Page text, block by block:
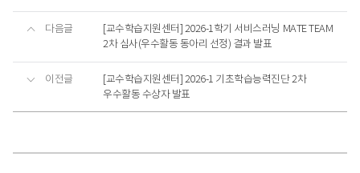
다음글
[교수학습지원센터] 2026-1학기 서비스러닝 MATE TEAM
2차 심사(우수활동 동아리 선정) 결과 발표
이전글
[교수학습지원센터] 2026-1 기초학습능력진단 2차
우수활동 수상자 발표